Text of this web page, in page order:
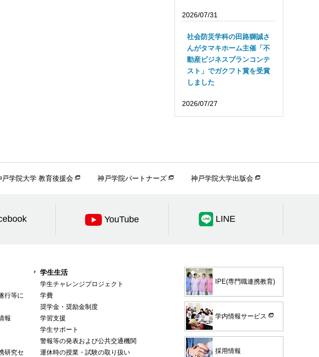
2026/07/31
社会防災学科の田路獅誠さ
んがタマキホーム主催「不
動産ビジネスプランコンテ
スト」でガクフト賞を受賞
しました
2026/07/27
戸学院大学 教育後援会 神戸学院パートナーズ 神戸学院大学出版会
YouTube LINE
行等に
報
研究セ
学生生活
学生チャレンジプロジェクト
学費
奨学金・奨励金制度
学習支援
学生サポート
警報等の発表および公共交通機関
運休時の授業・試験の取り扱い
IPE(専門職連携教育)
学内情報サービス
採用情報